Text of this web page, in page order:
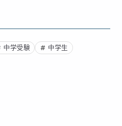
中学受験 中学生